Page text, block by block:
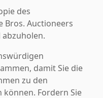
des
Bros. Auctioneers
damit Sie die
zu den
Fordern Sie